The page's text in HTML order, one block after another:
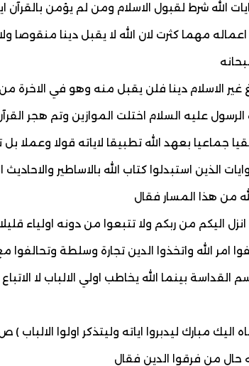
الله شرط لقبول الاسلام ومن لم يؤمن
اعماله مهما كثرت لان الله لا يقبل دينا منقوصا
الاسلام دينا فلن يقبل منه وهو في الاخرة من
عليه السلام اختلت الموازين وتم هجر
جماعيا بعهد الله تطبيقا لاياته قولا
الذين استبدلوا كتاب الله بالاساطير والاحاديث
من هذا المسار فقال
انزل اليكم من ربكم ولا تتبعوا من دونه اولياء قليلا
امر الله واتخذوا الدين تجارة وسلطة
القداسة بينما الله يخاطب اولي الالباب لا
اليك مبارك ليدبروا اياته وليتذكر اولوا الالباب ) ص
حال من فرقوا الدين فقال